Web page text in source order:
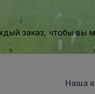
заказ, чтобы вы
Наша